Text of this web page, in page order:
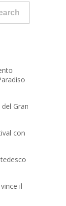
Gran
con
il